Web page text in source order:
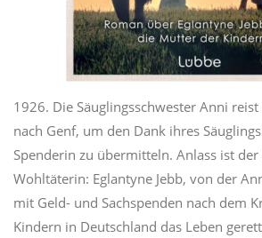
1926. Die Säuglingsschwester Anni
nach Genf, um den Dank ihres
Spenderin zu übermitteln. Anlass ist
Wohltäterin: Eglantyne Jebb, von der
mit Geld- und Sachspenden nach dem
Kindern in Deutschland das Leben